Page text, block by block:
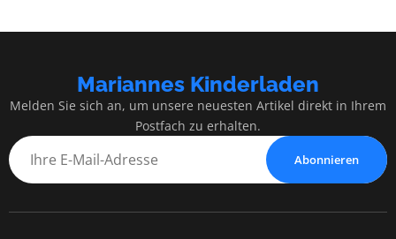
Mariannes Kinderladen
Melden Sie sich an, um unsere neuesten Artikel direkt in Ihrem
Postfach zu erhalten.
Abonnieren